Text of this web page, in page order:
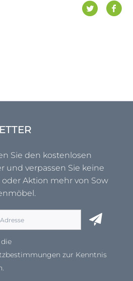
Sie den kostenlosen
und verpassen Sie keine
Aktion mehr von Sow
zur Kenntnis